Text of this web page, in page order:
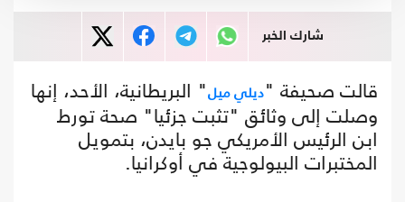
شارك الخبر
قالت صحيفة "ديلي ميل" البريطانية، الأحد، إنها
وصلت إلى وثائق "تثبت جزئيا" صحة تورط
ابن الرئيس الأمريكي جو بايدن، بتمويل
المختبرات البيولوجية في أوكرانيا.